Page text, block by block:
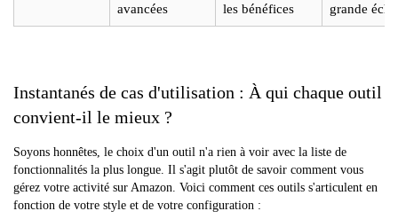
avancées
les bénéfices
grande
Instantanés de cas d'utilisation : À qui chaque outil
convient-il le mieux ?
Soyons honnêtes, le choix d'un outil n'a rien à voir avec la liste de
fonctionnalités la plus longue. Il s'agit plutôt de savoir comment vous
gérez votre activité sur Amazon. Voici comment ces outils s'articulent en
fonction de votre style et de votre configuration :